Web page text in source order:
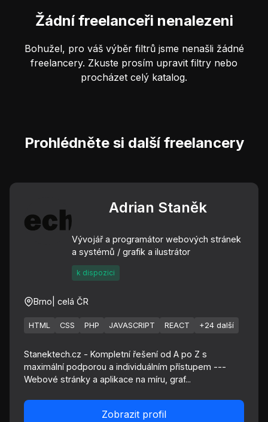
Žádní freelanceři nenalezeni
Bohužel, pro váš výběr filtrů jsme nenašli žádné
freelancery. Zkuste prosím upravit filtry nebo
procházet celý katalog.
Prohlédněte si další freelancery
Adrian Staněk
Vývojář a programátor webových stránek
a systémů / grafik a ilustrátor
k dispozici
Brno | celá ČR
HTML CSS PHP JAVASCRIPT REACT +24 další
Stanektech.cz - Kompletní řešení od A po Z s
maximální podporou a individuálním přístupem ---
Webové stránky a aplikace na míru, graf...
Zobrazit profil